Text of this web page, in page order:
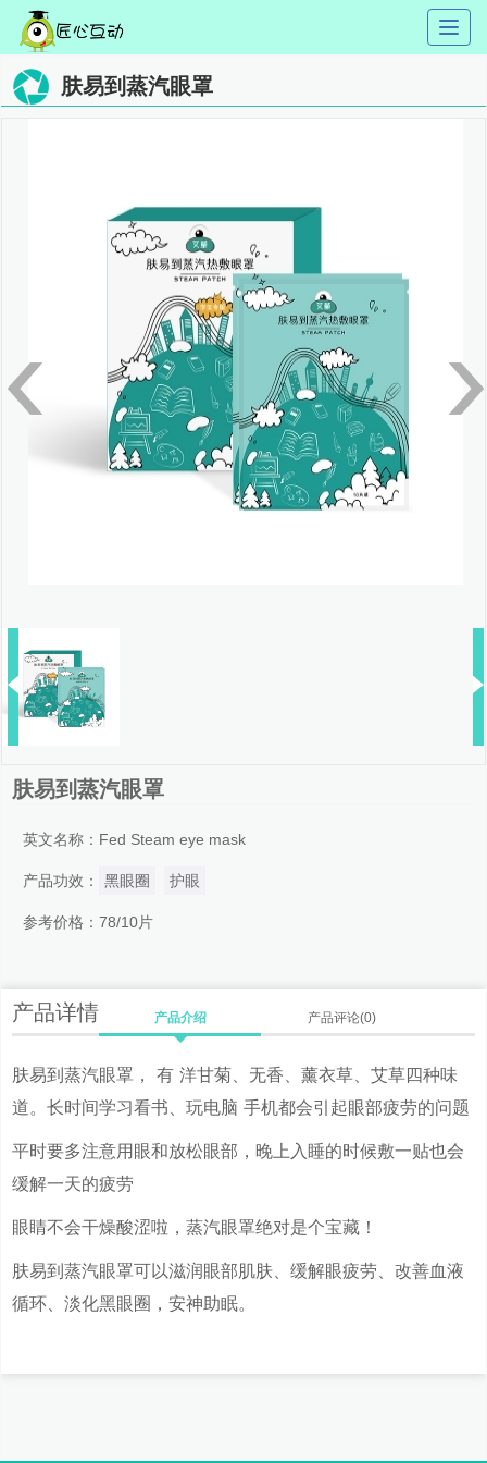
Toggle
肤易到蒸汽眼罩
肤易到蒸汽眼罩
英文名称：Fed Steam eye mask
产品功效： 黑眼圈 护眼
参考价格：78/10片
产品详情 产品介绍 产品评论(0)
肤易到蒸汽眼罩， 有 洋甘菊、无香、薰衣草、艾草四种味
道。长时间学习看书、玩电脑 手机都会引起眼部疲劳的问题
平时要多注意用眼和放松眼部，晚上入睡的时候敷一贴也会
缓解一天的疲劳
眼睛不会干燥酸涩啦，蒸汽眼罩绝对是个宝藏！
肤易到蒸汽眼罩可以滋润眼部肌肤、缓解眼疲劳、改善血液
循环、淡化黑眼圈，安神助眠。